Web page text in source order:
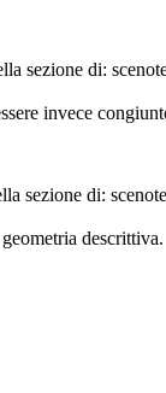
sezione di:
invece
sezione di:
descrittiva.